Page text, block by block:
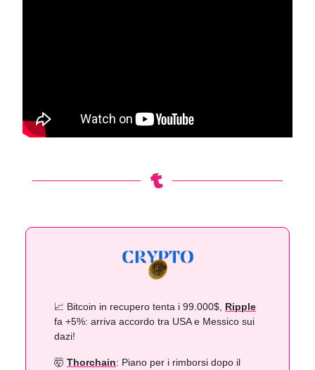
📈 Bitcoin in recupero tenta i 99.000$, Ripple
fa +5%: arriva accordo tra USA e Messico sui
dazi!
🤯 Thorchain: Piano per i rimborsi dopo il